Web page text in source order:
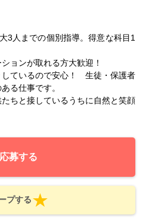
3人までの個別指導。得意な科目1
ョンが取れる方大歓迎！
しているので安心！ 生徒・保護者
る仕事です。
ちと接しているうちに自然と笑顔
応募する
プする